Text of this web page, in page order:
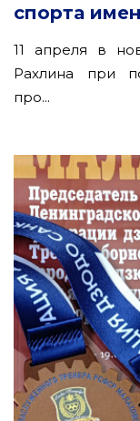
спорта
11 апреля в
Рахлина при
про...